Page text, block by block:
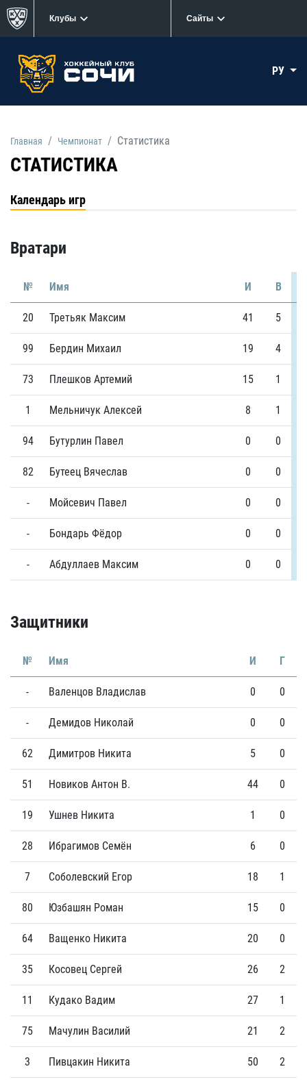
Клубы Сайты
РУ
Главная Чемпионат Статистика
СТАТИСТИКА
Календарь игр
Вратари
№ Имя И В
20 Третьяк Максим 41 5
99 Бердин Михаил 19 4
73 Плешков Артемий 15 1
1 Мельничук Алексей 8 1
94 Бутурлин Павел 0 0
82 Бутеец Вячеслав 0 0
- Мойсевич Павел 0 0
- Бондарь Фёдор 0 0
- Абдуллаев Максим 0 0
Защитники
№ Имя И Г
- Валенцов Владислав 0 0
- Демидов Николай 0 0
62 Димитров Никита 5 0
51 Новиков Антон В. 44 0
19 Ушнев Никита 1 0
28 Ибрагимов Семён 6 0
7 Соболевский Егор 18 1
80 Юзбашян Роман 15 0
64 Ващенко Никита 20 0
35 Косовец Сергей 26 2
11 Кудако Вадим 27 1
75 Мачулин Василий 21 2
3 Пивцакин Никита 50 2